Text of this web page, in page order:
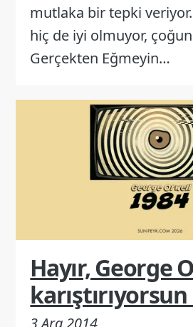
mutlaka bir tepki
hiç de iyi olmuyor,
Gerçekten Eğmeyin…
Hayır, George
3 Ara 2014